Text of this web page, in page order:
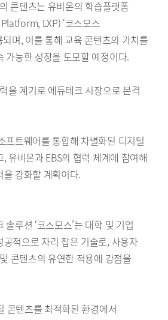
콘텐츠는 유비온의 학습플랫폼
LXP) ‘코스모스
되며, 이를 통해 교육 콘텐츠의 가치를
가능한 성장을 도모할 예정이다.
을 계기로 에듀테크 시장으로 본격
프트웨어를 통합해 차별화된 디지털
유비온과 EBS의 협력 체계에 참여해
강화할 계획이다.
솔루션 ‘코스모스’는 대학 및 기업
공적으로 자리 잡은 기술로, 사용자
콘텐츠의 유연한 적용에 강점을
콘텐츠를 최적화된 환경에서